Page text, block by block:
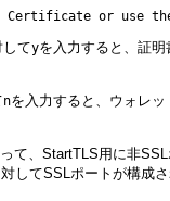
てyを入力すると、証
nを入力すると、ウォレ
て、StartTLS用に非
してSSLポートが構成